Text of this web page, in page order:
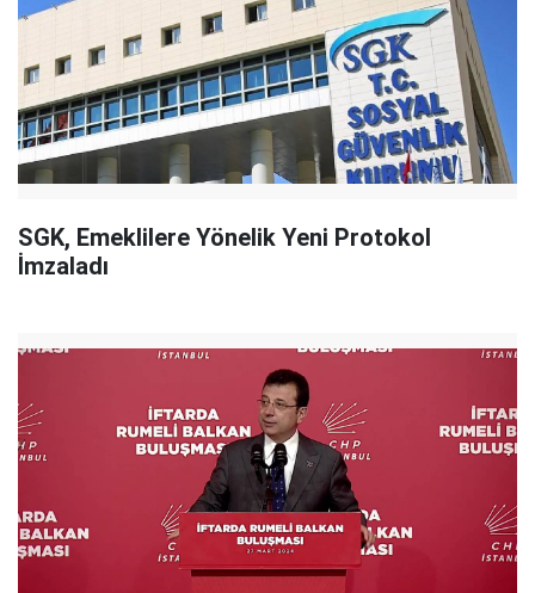
SGK, Emeklilere Yönelik Yeni Protokol
İmzaladı